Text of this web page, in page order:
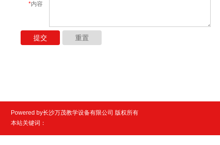
*内容
Powered by长沙万茂教学设备有限公司 版权所有
本站关键词：